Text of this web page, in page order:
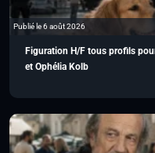
Publié le 6 août 2026
Figuration H/F tous profils
et Ophélia Kolb